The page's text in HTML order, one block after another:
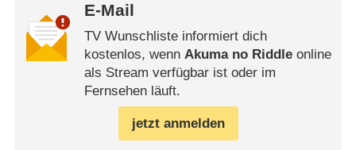
E-Mail
TV Wunschliste informiert dich
kostenlos, wenn Akuma no Riddleonline
als Stream verfügbar ist oder im
Fernsehen läuft.
jetzt anmelden